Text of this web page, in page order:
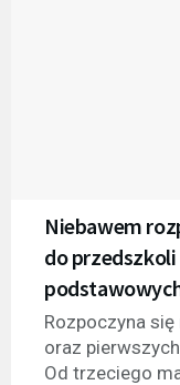
Niebawem
do przedszkoli
Rozpoczyna
oraz
Od trzeciego